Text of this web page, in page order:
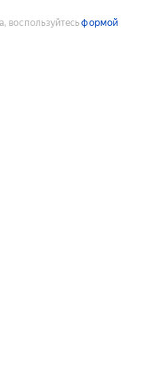
воспользуйтесьформой